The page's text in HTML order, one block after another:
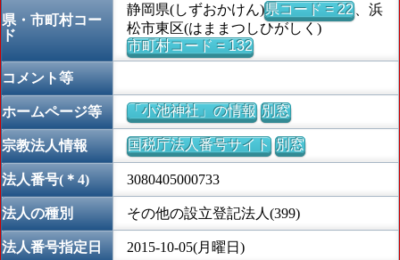
県・市町村コー
ド
静岡県(しずおかけん)県コード = 22、浜
松市東区(はままつしひがしく)
市町村コード = 132
コメント等
ホームページ等 「小池神社」の情報 別窓
宗教法人情報 国税庁法人番号サイト 別窓
法人番号(＊4) 3080405000733
法人の種別 その他の設立登記法人(399)
法人番号指定日 2015-10-05(月曜日)